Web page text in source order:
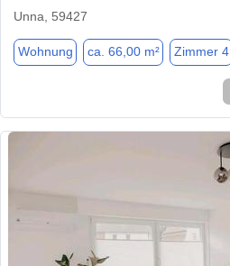
Unna, 59427
Wohnung ca. 66,00 m² Zimmer 4